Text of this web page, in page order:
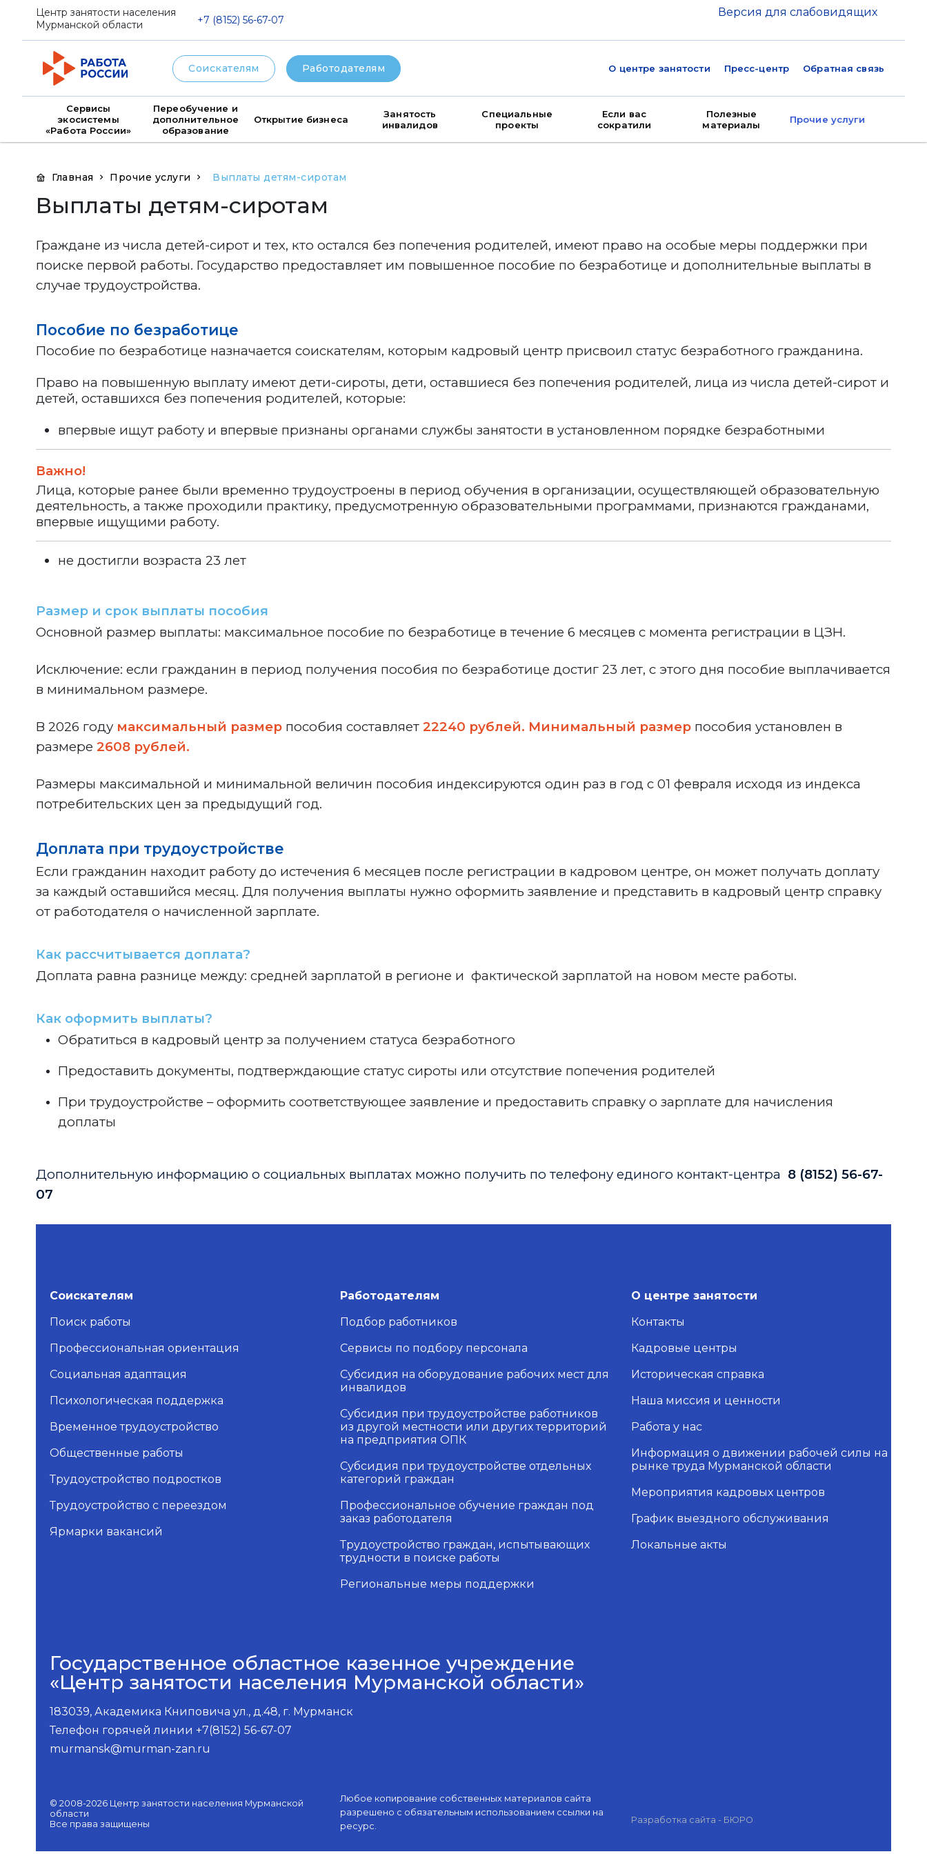
Центр занятости населения
Мурманской области
+7 (8152) 56-67-07
Версия для слабовидящих
Соискателям Работодателям О центре занятости Пресс-центр Обратная связь
Сервисы
экосистемы
«Работа России»
Переобучение и
дополнительное
образование
Открытие бизнеса
Занятость
инвалидов
Специальные
проекты
Если вас
сократили
Полезные
материалы
Прочие услуги
Главная Прочие услуги Выплаты детям-сиротам
Выплаты детям-сиротам
Граждане из числа детей-сирот и тех, кто остался без попечения родителей, имеют право на особые меры поддержки при
поиске первой работы. Государство предоставляет им повышенное пособие по безработице и дополнительные выплаты в
случае трудоустройства.
Пособие по безработице
Пособие по безработице назначается соискателям, которым кадровый центр присвоил статус безработного гражданина.
Право на повышенную выплату имеют дети-сироты, дети, оставшиеся без попечения родителей, лица из числа детей-сирот и
детей, оставшихся без попечения родителей, которые:
впервые ищут работу и впервые признаны органами службы занятости в установленном порядке безработными
Важно!
Лица, которые ранее были временно трудоустроены в период обучения в организации, осуществляющей образовательную
деятельность, а также проходили практику, предусмотренную образовательными программами, признаются гражданами,
впервые ищущими работу.
не достигли возраста 23 лет
Размер и срок выплаты пособия
Основной размер выплаты: максимальное пособие по безработице в течение 6 месяцев с момента регистрации в ЦЗН.
Исключение: если гражданин в период получения пособия по безработице достиг 23 лет, с этого дня пособие выплачивается
в минимальном размере.
В 2026 году максимальный размер пособия составляет 22240 рублей. Минимальный размер пособия установлен в
размере 2608 рублей.
Размеры максимальной и минимальной величин пособия индексируются один раз в год с 01 февраля исходя из индекса
потребительских цен за предыдущий год.
Доплата при трудоустройстве
Если гражданин находит работу до истечения 6 месяцев после регистрации в кадровом центре, он может получать доплату
за каждый оставшийся месяц. Для получения выплаты нужно оформить заявление и представить в кадровый центр справку
от работодателя о начисленной зарплате.
Как рассчитывается доплата?
Доплата равна разнице между: средней зарплатой в регионе и фактической зарплатой на новом месте работы.
Как оформить выплаты?
Обратиться в кадровый центр за получением статуса безработного
Предоставить документы, подтверждающие статус сироты или отсутствие попечения родителей
При трудоустройстве – оформить соответствующее заявление и предоставить справку о зарплате для начисления
доплаты
Дополнительную информацию о социальных выплатах можно получить по телефону единого контакт-центра 8 (8152) 56-67-
07
Соискателям
Поиск работы
Профессиональная ориентация
Социальная адаптация
Психологическая поддержка
Временное трудоустройство
Общественные работы
Трудоустройство подростков
Трудоустройство с переездом
Ярмарки вакансий
Работодателям
Подбор работников
Сервисы по подбору персонала
Субсидия на оборудование рабочих мест для
инвалидов
Субсидия при трудоустройстве работников
из другой местности или других территорий
на предприятия ОПК
Субсидия при трудоустройстве отдельных
категорий граждан
Профессиональное обучение граждан под
заказ работодателя
Трудоустройство граждан, испытывающих
трудности в поиске работы
Региональные меры поддержки
О центре занятости
Контакты
Кадровые центры
Историческая справка
Наша миссия и ценности
Работа у нас
Информация о движении рабочей силы на
рынке труда Мурманской области
Мероприятия кадровых центров
График выездного обслуживания
Локальные акты
Государственное областное казенное учреждение
«Центр занятости населения Мурманской области»
183039, Академика Книповича ул., д.48, г. Мурманск
Телефон горячей линии +7(8152) 56-67-07
murmansk@murman-zan.ru
© 2008-2026 Центр занятости населения Мурманской
области
Все права защищены
Любое копирование собственных материалов сайта
разрешено с обязательным использованием ссылки на
ресурс.
Разработка сайта - БЮРО